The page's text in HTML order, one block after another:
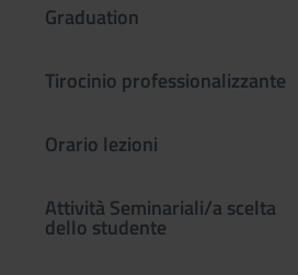
Graduation
Tirocinio professionalizzante
Orario lezioni
Attività Seminariali/a scelta
dello studente